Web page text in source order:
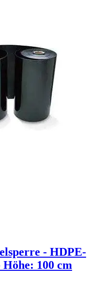
- HDPE-
100 cm